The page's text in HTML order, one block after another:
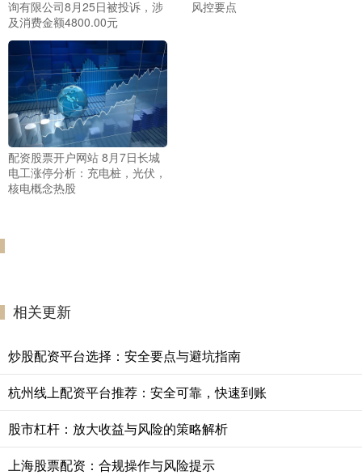
询有限公司8月25日被投诉，涉
及消费金额4800.00元
风控要点
配资股票开户网站 8月7日长城
电工涨停分析：充电桩，光伏，
核电概念热股
相关更新
炒股配资平台选择：安全要点与避坑指南
杭州线上配资平台推荐：安全可靠，快速到账
股市杠杆：放大收益与风险的策略解析
上海股票配资：合规操作与风险提示